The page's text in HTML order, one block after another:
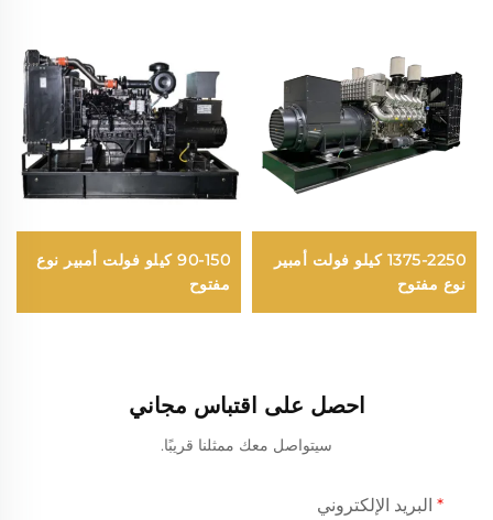
1375-2250 كيلو فولت أمبير
نوع مفتوح
90-150 كيلو فولت أمبير نوع
مفتوح
احصل على اقتباس مجاني
سيتواصل معك ممثلنا قريبًا.
البريد الإلكتروني